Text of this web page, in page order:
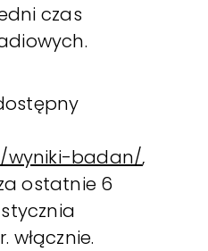
czas
wyniki-badan/,
ostatnie 6
włącznie.